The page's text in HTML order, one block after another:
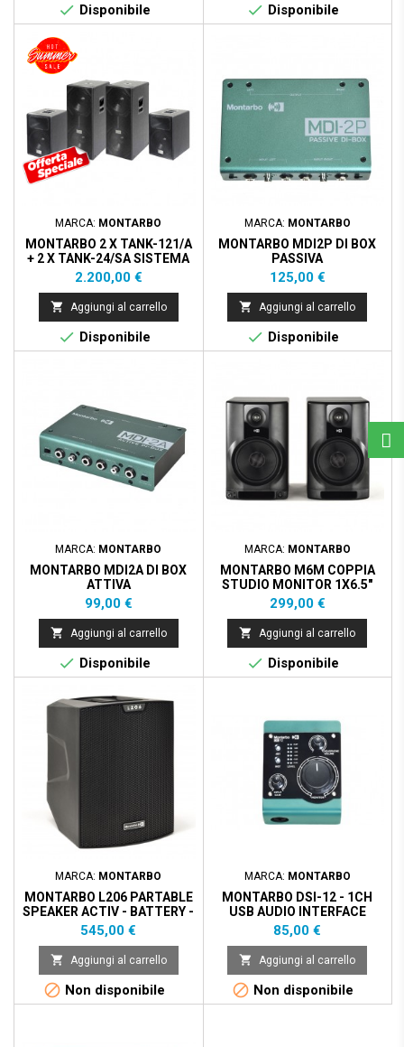
 Disponibile  Disponibile
MARCA: MONTARBO
MONTARBO 2 X TANK-121/A
+ 2 X TANK-24/SA SISTEMA
AUDIO 1660 W RMS
Prezzo
2.200,00 €
 Aggiungi al carrello
 Disponibile
MARCA: MONTARBO
MONTARBO MDI2P DI BOX
PASSIVA
Prezzo
125,00 €
 Aggiungi al carrello
 Disponibile
MARCA: MONTARBO
MONTARBO MDI2A DI BOX
ATTIVA
Prezzo
99,00 €
 Aggiungi al carrello
 Disponibile
MARCA: MONTARBO
MONTARBO M6M COPPIA
STUDIO MONITOR 1X6.5"
Prezzo
299,00 €
 Aggiungi al carrello
 Disponibile
MARCA: MONTARBO
MONTARBO L206 PARTABLE
SPEAKER ACTIV - BATTERY -
BLUETOOH
Prezzo
545,00 €
 Aggiungi al carrello
 Non disponibile
MARCA: MONTARBO
MONTARBO DSI-12 - 1CH
USB AUDIO INTERFACE
Prezzo
85,00 €
 Aggiungi al carrello
 Non disponibile